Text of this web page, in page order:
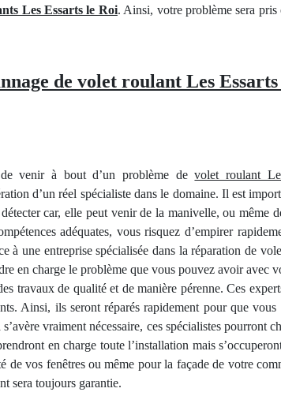
Les Essarts le Roi. Ainsi, votre problème sera pris
de volet roulant Les
venir à bout d’un problème devolet roulant
d’un réel spécialiste dans le domaine. Il est
car, elle peut venir de la manivelle, ou même
adéquates, vous risquez d’empirer
à une entreprise spécialisée dans la réparation de
en charge le problème que vous pouvez avoir avec
travaux de qualité et de manière pérenne. Ces
Ainsi, ils seront réparés rapidement pour que
vraiment nécessaire, ces spécialistes pourront
en charge toute l’installation mais
vos fenêtres ou même pour la façade de votre
sera toujours garantie.